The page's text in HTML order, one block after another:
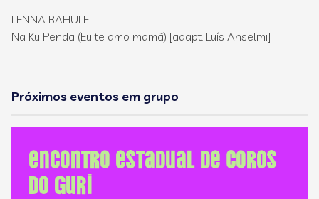
LENNA BAHULE
Na Ku Penda (Eu te amo mamã) [adapt. Luís Anselmi]
Próximos eventos em grupo
Encontro Estadual de Coros
do GURI